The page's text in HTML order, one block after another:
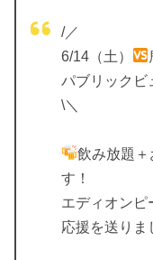
/／
6/14（土）
パブリックビ
\＼
飲み放題＋
す！
エディオンピ
応援を送りま